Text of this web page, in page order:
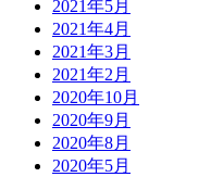
2021年5月
2021年4月
2021年3月
2021年2月
2020年10月
2020年9月
2020年8月
2020年5月